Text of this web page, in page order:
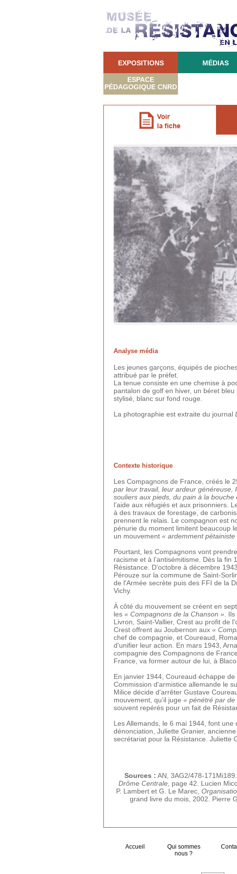
EXPOSITIONS MÉDIAS
ESPACE
PÉDAGOGIQUE CNRD
Analyse média
Les jeunes garçons, équipés de
attribué par le préfet.
La tenue consiste en une chemise à
pantalon de golf en hiver, un béret
stylisé, blanc sur fond rouge.
La photographie est extraite du journal
Contexte historique
Les Compagnons de France, créés le
par leur travail, leur ardeur généreuse,
souliers aux pieds, du pain à la
l’aide aux réfugiés et aux prisonniers.
à des travaux de forestage, de
prennent le relais. Le compagnon est
pénurie du moment limitent beaucoup
un mouvement « ardemment pétainiste
Pourtant, les Compagnons vont
racisme et à l’antisémitisme. Dès la
Résistance. D’octobre à décembre
Pérouze sur la commune de Saint-
de l'Armée secrète puis des FFI de la
Vichy.
À côté du mouvement se créent en
les « Compagnons de la Chanson » .
Livron, Saint-Vallier, Crest au profit de
Crest offrent au Joubernon aux «
chef de compagnie, et Coureaud,
d'unifier leur action. En mars 1943,
compagnie des Compagnons de
France, va former autour de lui, à
En janvier 1944, Coureaud échappe
Commission d'armistice allemande le
Milice décide d'arrêter Gustave
mouvement, qu’il juge « pénétré par
souvent repérés pour un fait de
Les Allemands, le 6 mai 1944, font
dénonciation, Juliette Granier,
secrétariat pour la Résistance. Juliette
Sources : AN, 3AG2/478-
Drôme Centrale , page 42. Lucien
P. Lambert et G. Le Marec,
grand livre du mois, 2002. Pierre
Accueil
Qui sommes
nous ?